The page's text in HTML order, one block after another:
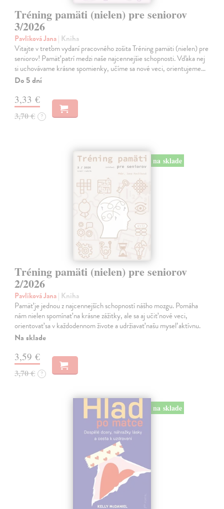
Tréning pamäti (nielen) pre seniorov
3/2026
Pavlíková Jana| Kniha
Vitajte v treťom vydaní pracovného zošita Tréning pamäti (nielen) pre
seniorov! Pamäť patrí medzi naše najcennejšie schopnosti. Vďaka nej
si uchovávame krásne spomienky, učíme sa nové veci, orientujeme…
Do 5 dní
3,33 €
3,70 € ?
na sklade
Tréning pamäti (nielen) pre seniorov
2/2026
Pavlíková Jana| Kniha
Pamäť je jednou z najcennejších schopností nášho mozgu. Pomáha
nám nielen spomínať na krásne zážitky, ale sa aj učiť nové veci,
orientovať sa v každodennom živote a udržiavať našu myseľ aktívnu.
Na sklade
3,59 €
3,70 € ?
na sklade